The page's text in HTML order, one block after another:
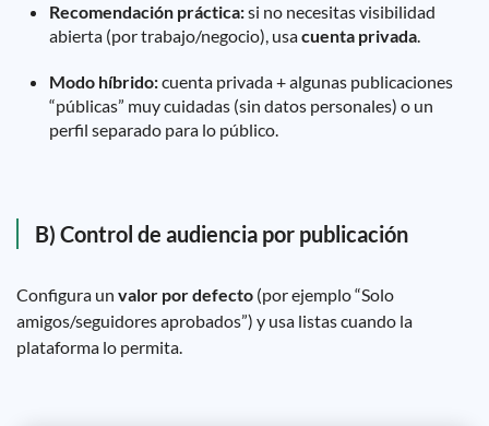
Recomendación práctica:si no necesitas visibilidad
abierta (por trabajo/negocio), usacuenta privada.
Modo híbrido:cuenta privada + algunas publicaciones
“públicas” muy cuidadas (sin datos personales) o un
perfil separado para lo público.
B) Control de audiencia por publicación
Configura un valor por defecto (por ejemplo “Solo
amigos/seguidores aprobados”) y usa listas cuando la
plataforma lo permita.